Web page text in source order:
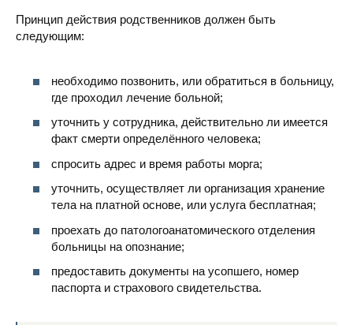
Уманская женская консультация
Принцип действия родственников должен быть
следующим:
необходимо позвонить, или обратиться в больницу,
где проходил лечение больной;
уточнить у сотрудника, действительно ли имеется
факт смерти определённого человека;
спросить адрес и время работы морга;
уточнить, осуществляет ли организация хранение
тела на платной основе, или услуга бесплатная;
проехать до патологоанатомического отделения
больницы на опознание;
предоставить документы на усопшего, номер
паспорта и страхового свидетельства.